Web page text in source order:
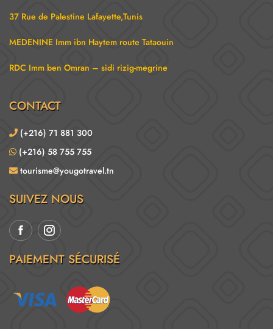
37 Rue de Palestine Lafayette,Tunis
MEDENINE Imm ibn Haytem route Tataouin
RDC Imm ben Omran – sidi rizig-megrine
CONTACT
(+216) 71 881 300
(+216) 58 755 755
tourisme@yougotravel.tn
SUIVEZ NOUS
PAIEMENT SÉCURISÉ